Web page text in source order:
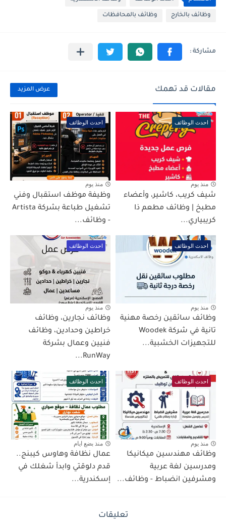
وظائف بالخارج وظائف بالمحافظات
مقالات قد تهمك عرض المزيد
احدث الوظائف
منذ يوم
شيف كريب، كاشير، وأعضاء
مطبخ | وظائف مطعم ذا
كريبياري...
احدث الوظائف
منذ يوم
وظيفة موظف استقبال وفني
تشغيل طباعة بشركة Artista
- وظائف...
احدث الوظائف
منذ يوم
وظائف سائقين رخصة مهنية
تانية في شركة Woodek
للتجهيزات الخشبية...
احدث الوظائف
منذ يوم
وظائف نجارين، وظائف
خراطين وحدادين، وظائف
فنيين وعمال بشركة
RunWay...
احدث الوظائف
منذ يوم
وظائف مهندسين ميكانيكا
ومدرسين لغة عربية
ومشرفين انضباط - وظائف...
احدث الوظائف
منذ بضع ايام
عمال نظافة وهاوس كيبنج..
قدم دلوقتي وابدأ شغلك في
إسكندرية...
تعليقات